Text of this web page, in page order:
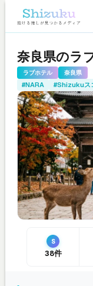
奈良県のラ
ラブホテル 奈良県
#NARA #Shizukuス
S
38件